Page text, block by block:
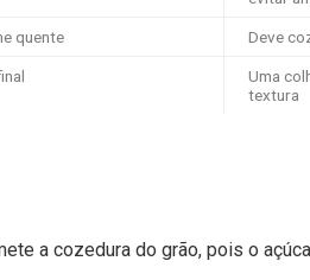
Uma
textura
a cozedura do grão, pois o